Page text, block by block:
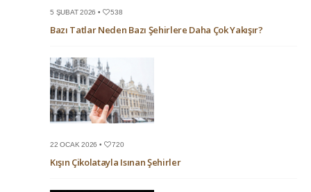
5 ŞUBAT 2026 • 538
Bazı Tatlar Neden Bazı Şehirlere Daha Çok Yakışır?
22 OCAK 2026 • 720
Kışın Çikolatayla Isınan Şehirler